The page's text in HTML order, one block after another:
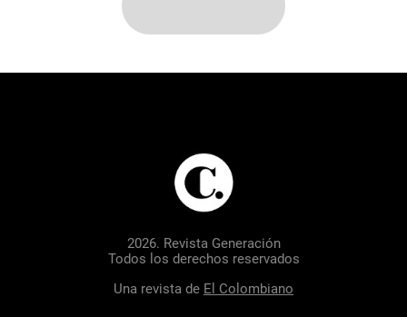
2026. Revista Generación
Todos los derechos reservados
Una revista de El Colombiano